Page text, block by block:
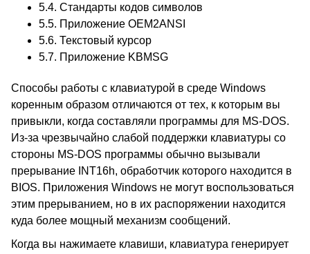
5.4. Стандарты кодов символов
5.5. Приложение OEM2ANSI
5.6. Текстовый курсор
5.7. Приложение KBMSG
Способы работы с клавиатурой в среде Windows
коренным образом отличаются от тех, к которым вы
привыкли, когда составляли программы для MS-DOS.
Из-за чрезвычайно слабой поддержки клавиатуры со
стороны MS-DOS программы обычно вызывали
прерывание INT16h, обработчик которого находится в
BIOS. Приложения Windows не могут воспользоваться
этим прерыванием, но в их распоряжении находится
куда более мощный механизм сообщений.
Когда вы нажимаете клавиши, клавиатура генерирует